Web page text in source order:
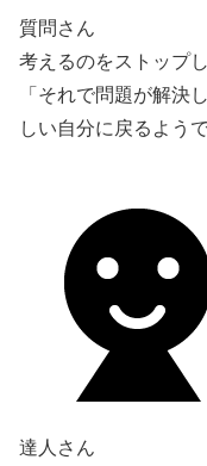
質問さん
考えるのをストップ
「それで問題が解決
しい自分に戻るようで
達人さん